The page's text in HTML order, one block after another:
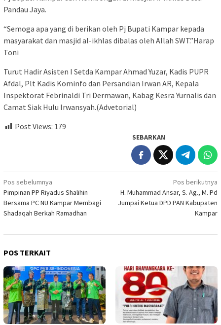
Pandau Jaya.
“Semoga apa yang di berikan oleh Pj Bupati Kampar kepada
masyarakat dan masjid al-ikhlas dibalas oleh Allah SWT.”Harap
Toni
Turut Hadir Asisten I Setda Kampar Ahmad Yuzar, Kadis PUPR
Afdal, Plt Kadis Kominfo dan Persandian Irwan AR, Kepala
Inspektorat Febrinaldi Tri Dermawan, Kabag Kesra Yurnalis dan
Camat Siak Hulu Irwansyah.(Advetorial)
Post Views: 179
SEBARKAN
Navigasi
pos
Pos sebelumnya
Pimpinan PP Riyadus Shalihin
Bersama PC NU Kampar Membagi
Shadaqah Berkah Ramadhan
Pos berikutnya
H. Muhammad Ansar, S. Ag., M. Pd
Jumpai Ketua DPD PAN Kabupaten
Kampar
POS TERKAIT